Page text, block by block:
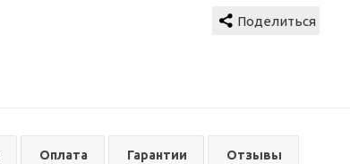
Оплата Гарантии Отзывы